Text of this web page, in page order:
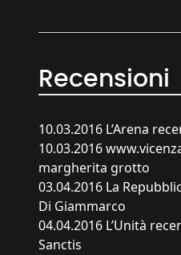
Recensioni
10.03.2016 L’Arena
10.03.2016
margherita grotto
03.04.2016 La
Di Giammarco
04.04.2016 L’Unità
Sanctis